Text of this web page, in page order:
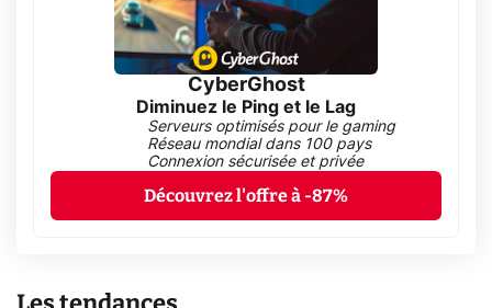
CyberGhost
Diminuez le Ping et le Lag
Serveurs optimisés pour le gaming
Réseau mondial dans 100 pays
Connexion sécurisée et privée
Découvrez l'offre à -87%